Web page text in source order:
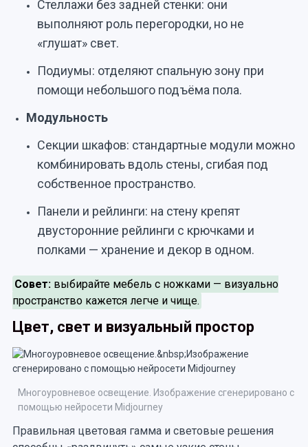
Стеллажи без задней стенки: они
выполняют роль перегородки, но не
«глушат» свет.
Подиумы: отделяют спальную зону при
помощи небольшого подъёма пола.
Модульность
Секции шкафов: стандартные модули можно
комбинировать вдоль стены, сгибая под
собственное пространство.
Панели и рейлинги: на стену крепят
двусторонние рейлинги с крючками и
полками — хранение и декор в одном.
Совет: выбирайте мебель с ножками — визуально
пространство кажется легче и чище.
Цвет, свет и визуальный простор
Многоуровневое освещение. Изображение сгенерировано с
помощью нейросети Midjourney
Правильная цветовая гамма и световые решения